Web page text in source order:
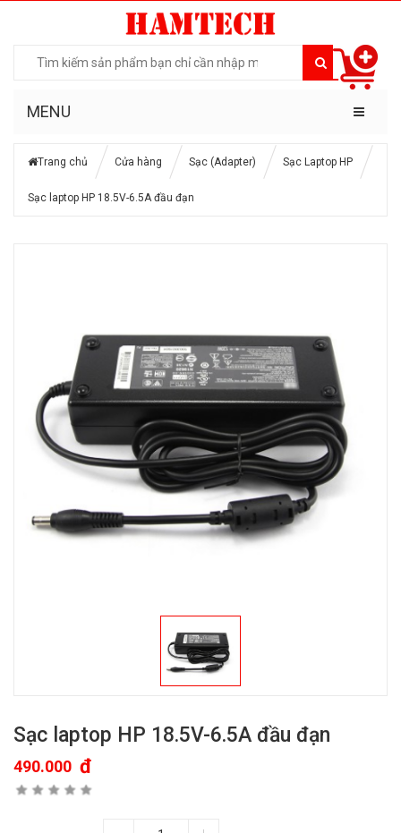
MENU
Trang chủ Cửa hàng Sạc (Adapter) Sạc Laptop HP
Sạc laptop HP 18.5V-6.5A đầu đạn
Sạc laptop HP 18.5V-6.5A đầu đạn
490.000 đ